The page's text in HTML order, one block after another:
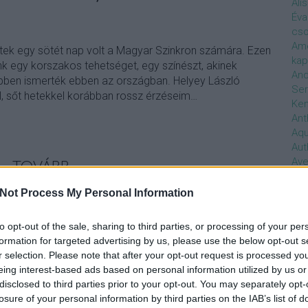
Process My Personal Information
opt-out of the sale, sharing to third parties, or processing of your
for targeted advertising by us, please use the below opt-out
selection. Please note that after your opt-out request is processed
interest-based ads based on personal information utilized by us
to third parties prior to your opt-out. You may separately
of your personal information by third parties on the IAB’s list of
egy sötét nap volt a Magyar Szinkron számára. Ezen
egy korszakos tehetséget, egy színészt, akinek
ismerték ebben az országban. Helyey László
sőt hetekkel korábban rossz érzéseim…
TOVÁBB
elhunyt Mátyás király Morgan Freeman
Sutherland Helyey László Gérard Dépardieu
Éva